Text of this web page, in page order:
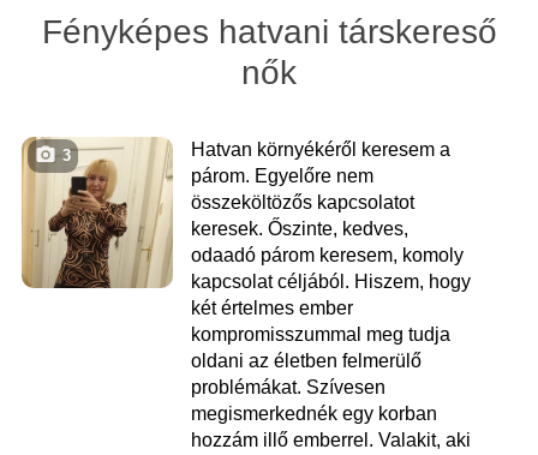
Fényképes hatvani társkereső
nők
3
Hatvan környékéről keresem a
párom. Egyelőre nem
összeköltözős kapcsolatot
keresek. Őszinte, kedves,
odaadó párom keresem, komoly
kapcsolat céljából. Hiszem, hogy
két értelmes ember
kompromisszummal meg tudja
oldani az életben felmerülő
problémákat. Szívesen
megismerkednék egy korban
hozzám illő emberrel. Valakit, aki